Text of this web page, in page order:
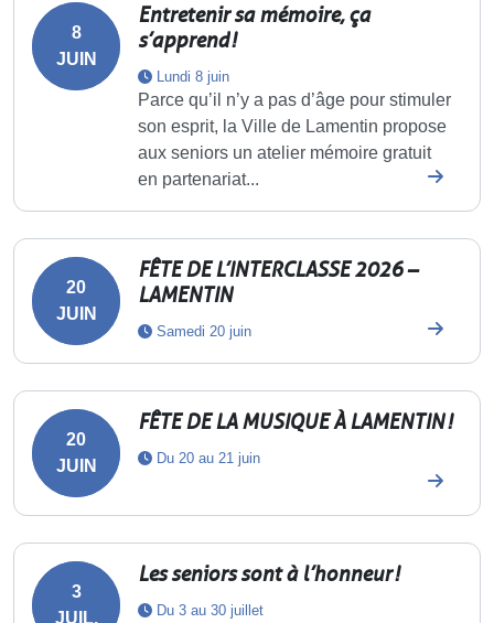
8
JUIN
Entretenir sa mémoire, ça
s’apprend !
Lundi 8 juin
Parce qu’il n’y a pas d’âge pour stimuler
son esprit, la Ville de Lamentin propose
aux seniors un atelier mémoire gratuit
en partenariat...
20
JUIN
FÊTE DE L’INTERCLASSE 2026 –
LAMENTIN
Samedi 20 juin
20
JUIN
FÊTE DE LA MUSIQUE À LAMENTIN !
Du 20 au 21 juin
3
JUIL.
Les seniors sont à l’honneur !
Du 3 au 30 juillet